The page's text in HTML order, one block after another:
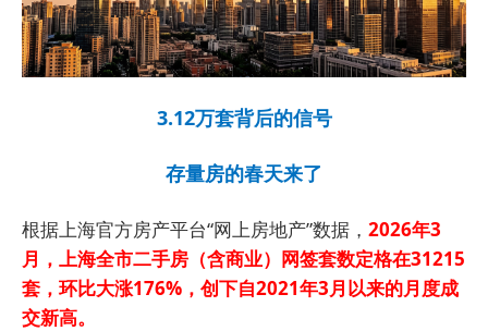
3.12万套背后的信号
存量房的春天来了
根据上海官方房产平台“网上房地产”数据， 2026年3
月，上海全市二手房（含商业）网签套数定格在31215
套，环比大涨176%，创下自2021年3月以来的月度成
交新高。